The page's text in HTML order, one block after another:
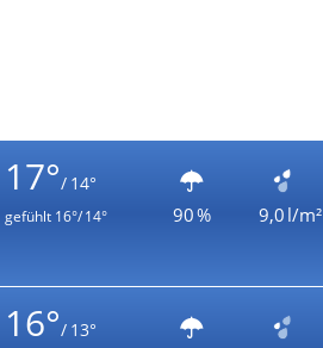
17°/ 14°
gefühlt16°/ 14° 90 % 9,0 l/m²
16°/ 13°